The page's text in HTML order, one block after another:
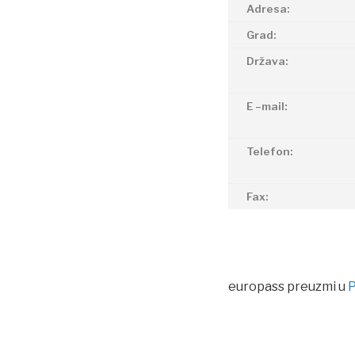
Adresa:
Grad:
Država:
E –mail:
Telefon:
Fax:
europass preuzmi u